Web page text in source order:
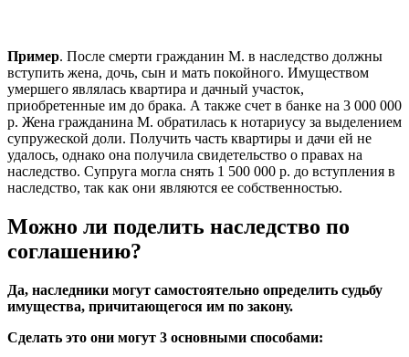
Пример. После смерти гражданин М. в наследство должны
вступить жена, дочь, сын и мать покойного. Имуществом
умершего являлась квартира и дачный участок,
приобретенные им до брака. А также счет в банке на 3 000 000
р. Жена гражданина М. обратилась к нотариусу за выделением
супружеской доли. Получить часть квартиры и дачи ей не
удалось, однако она получила свидетельство о правах на
наследство. Супруга могла снять 1 500 000 р. до вступления в
наследство, так как они являются ее собственностью.
Можно ли поделить наследство по
соглашению?
Да, наследники могут самостоятельно определить судьбу
имущества, причитающегося им по закону.
Сделать это они могут 3 основными способами: